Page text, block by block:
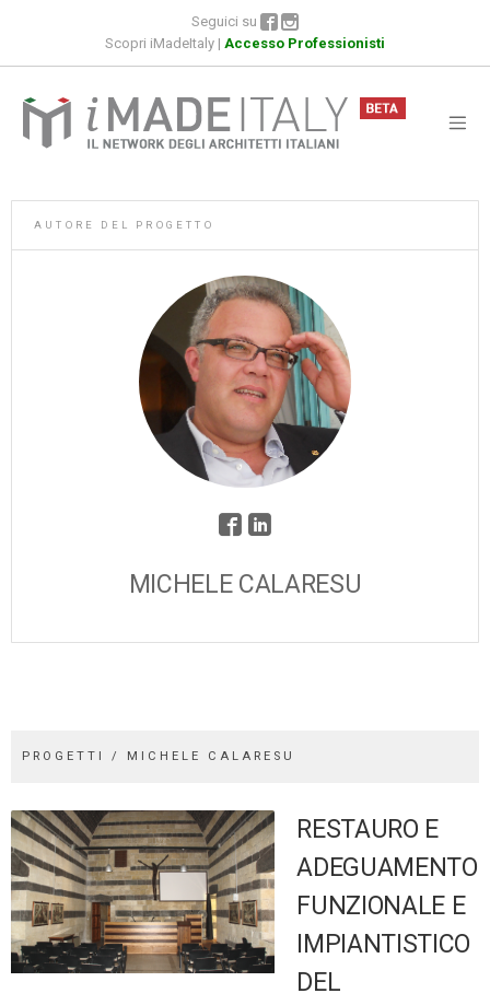
Seguici su
Scopri iMadeItaly | Accesso Professionisti
AUTORE DEL PROGETTO
MICHELE CALARESU
PROGETTI / MICHELE CALARESU
RESTAURO E
ADEGUAMENTO
FUNZIONALE E
IMPIANTISTICO
DEL